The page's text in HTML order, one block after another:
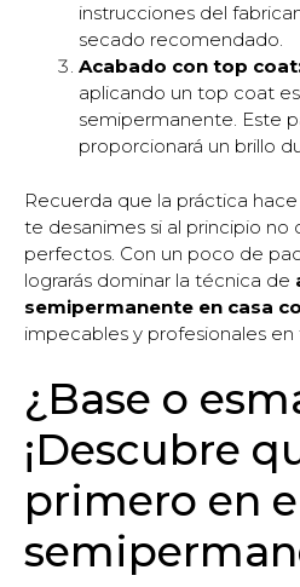
instrucciones del
secado recomendado.
Acabado con top
aplicando un top coat
semipermanente. Este
proporcionará un brillo
Recuerda que la práctica
te desanimes si al principio no
perfectos. Con un poco de
lograrás dominar la técnica de
semipermanente en casa
impecables y profesionales
¿Base o
¡Descubre
primero en